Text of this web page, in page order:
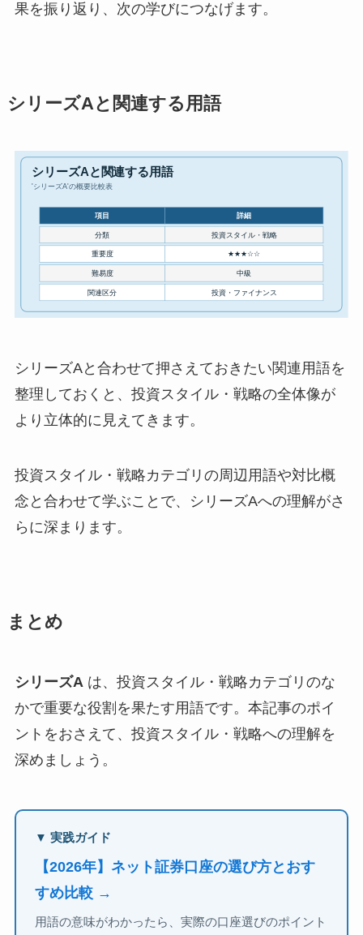
果を振り返り、次の学びにつなげます。
シリーズAと関連する用語
シリーズAと合わせて押さえておきたい関連用語を
整理しておくと、投資スタイル・戦略の全体像が
より立体的に見えてきます。
投資スタイル・戦略カテゴリの周辺用語や対比概
念と合わせて学ぶことで、シリーズAへの理解がさ
らに深まります。
まとめ
シリーズAは、投資スタイル・戦略カテゴリのな
かで重要な役割を果たす用語です。本記事のポイ
ントをおさえて、投資スタイル・戦略への理解を
深めましょう。
▼ 実践ガイド
【2026年】ネット証券口座の選び方とおす
すめ比較 →
用語の意味がわかったら、実際の口座選びのポイント